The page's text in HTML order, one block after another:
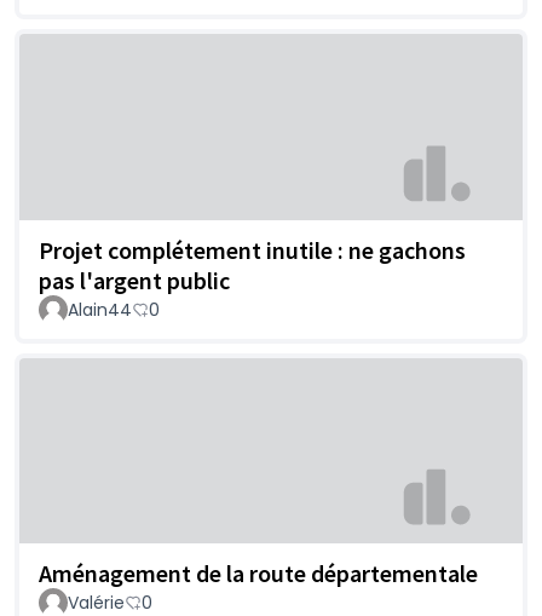
Projet complétement inutile : ne gachons
pas l'argent public
Alain44 0
Aménagement de la route départementale
Valérie 0